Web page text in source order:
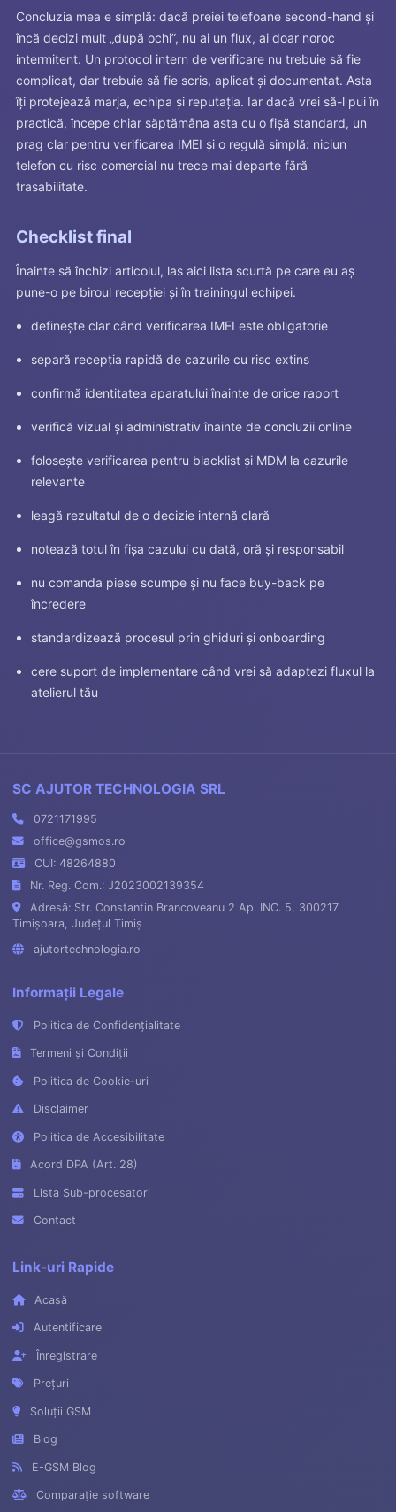
Concluzia mea e simplă: dacă preiei telefoane second-hand și
încă decizi mult „după ochi”, nu ai un flux, ai doar noroc
intermitent. Un protocol intern de verificare nu trebuie să fie
complicat, dar trebuie să fie scris, aplicat și documentat. Asta
îți protejează marja, echipa și reputația. Iar dacă vrei să-l pui în
practică, începe chiar săptămâna asta cu o fișă standard, un
prag clar pentru verificarea IMEI și o regulă simplă: niciun
telefon cu risc comercial nu trece mai departe fără
trasabilitate.
Checklist final
Înainte să închizi articolul, las aici lista scurtă pe care eu aș
pune-o pe biroul recepției și în trainingul echipei.
definește clar când verificarea IMEI este obligatorie
separă recepția rapidă de cazurile cu risc extins
confirmă identitatea aparatului înainte de orice raport
verifică vizual și administrativ înainte de concluzii online
folosește verificarea pentru blacklist și MDM la cazurile
relevante
leagă rezultatul de o decizie internă clară
notează totul în fișa cazului cu dată, oră și responsabil
nu comanda piese scumpe și nu face buy-back pe
încredere
standardizează procesul prin ghiduri și onboarding
cere suport de implementare când vrei să adaptezi fluxul la
atelierul tău
SC AJUTOR TECHNOLOGIA SRL
0721171995
office@gsmos.ro
CUI: 48264880
Nr. Reg. Com.: J2023002139354
Adresă: Str. Constantin Brancoveanu 2 Ap. INC. 5, 300217
Timișoara, Județul Timiș
ajutortechnologia.ro
Informații Legale
Politica de Confidențialitate
Termeni și Condiții
Politica de Cookie-uri
Disclaimer
Politica de Accesibilitate
Acord DPA (Art. 28)
Lista Sub-procesatori
Contact
Link-uri Rapide
Acasă
Autentificare
Înregistrare
Prețuri
Soluții GSM
Blog
E-GSM Blog
Comparație software